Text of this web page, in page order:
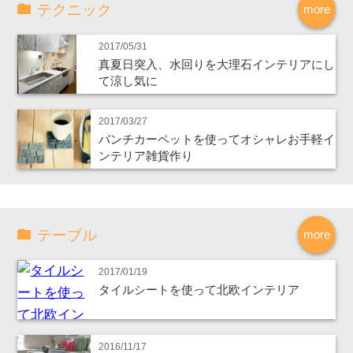
more
テクニック
2017/05/31
真夏日突入、水回りを大理石インテリアにし
て涼し気に
2017/03/27
パンチカーペットを使ってオシャレお手軽イ
ンテリア雑貨作り
more
テーブル
2017/01/19
タイルシートを使って北欧インテリア
2016/11/17